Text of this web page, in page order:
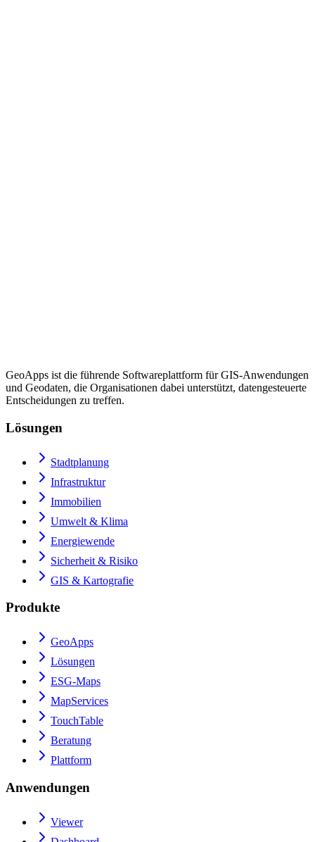
GeoApps ist die führende Softwareplattform für GIS-Anwendungen
und Geodaten, die Organisationen dabei unterstützt, datengesteuerte
Entscheidungen zu treffen.
Lösungen
Stadtplanung
Infrastruktur
Immobilien
Umwelt & Klima
Energiewende
Sicherheit & Risiko
GIS & Kartografie
Produkte
GeoApps
Lösungen
ESG-Maps
MapServices
TouchTable
Beratung
Plattform
Anwendungen
Viewer